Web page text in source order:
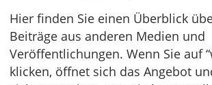
Hier finden Sie einen Überblick
Beiträge aus anderen Medien und
Veröffentlichungen. Wenn Sie auf
klicken, öffnet sich das Angebot